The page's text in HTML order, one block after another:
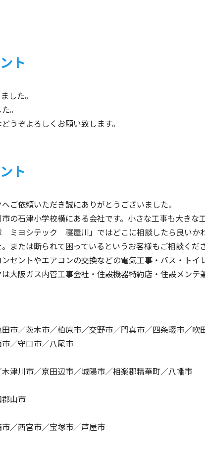
ト
した。
。
うぞよろしくお願い致します。
ト
ご依頼いただき誠にありがとうございました。
の石津小学校横にある会社です。小さな工事も大きな
ミヨシテック 寝屋川」ではどこに相談したら良いか
または断られて困っているというお客様もご相談くだ
セントやエアコンの交換などの電気工事・バス・トイ
大阪ガス内管工事会社・住設機器特約店・住設メン
市／茨木市／柏原市／交野市／門真市／四条畷市／
／守口市／八尾市
津川市／京田辺市／城陽市／相楽郡精華町／八幡市
山市
／西宮市／宝塚市／芦屋市